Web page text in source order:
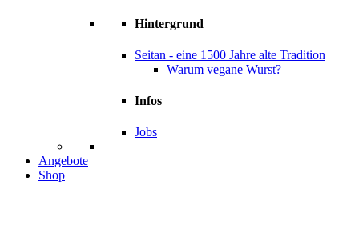
Hintergrund
Seitan - eine 1500 Jahre alte Tradition
Warum vegane Wurst?
Infos
Jobs
Angebote
Shop